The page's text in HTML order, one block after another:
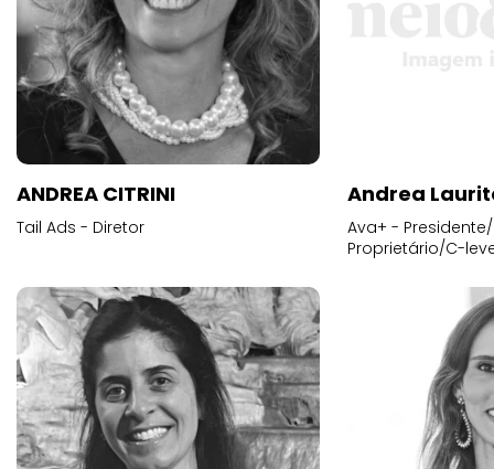
ANDREA CITRINI
Tail Ads - Diretor
Andrea
Ava+ -
Proprietário/C-